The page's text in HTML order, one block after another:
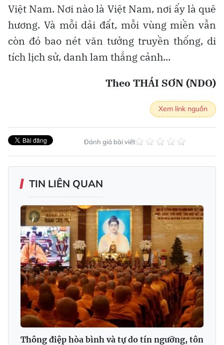
Việt Nam. Nơi nào là Việt Nam, nơi ấy là quê
hương. Và mỗi dải đất, mỗi vùng miền vẫn
còn đó bao nét văn tưởng truyền thống, di
tích lịch sử, danh lam thắng cảnh...
Theo THÁI SƠN (NDO)
Xem link nguồn
Đánh giá bài viết
TIN LIÊN QUAN
Thông điệp hòa bình và tự do tín ngưỡng, tôn